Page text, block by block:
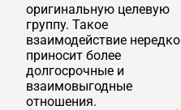
оригинальную целевую
группу. Такое
взаимодействие нередко
приносит более
долгосрочные и
взаимовыгодные
отношения.